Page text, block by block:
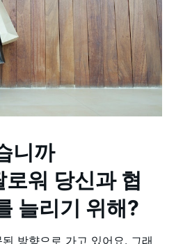
니까
워 당신과 협
늘리기 위해?
방향으로 가고 있어요. 그래